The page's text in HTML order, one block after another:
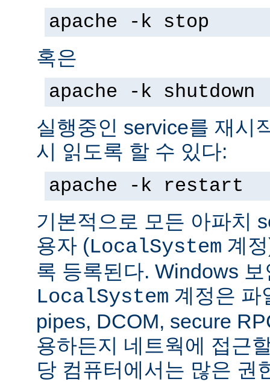
apache -k stop
혹은
apache -k shutdown
실행중인 service를 재시
시 읽도록 할 수 있다:
apache -k restart
기본적으로 모든 아파치
용자 (LocalSystem 계
록 등록된다. Windows
LocalSystem 계정은 파
pipes, DCOM, secure
용하든지 네트웍에 접근
당 컴퓨터에서는 많은 권